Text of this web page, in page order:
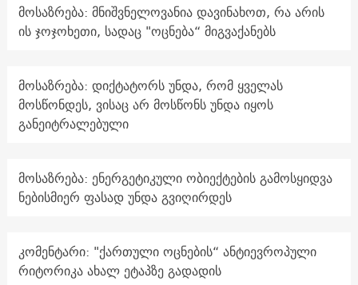
მოსაზრება: მნიშვნელოვანია დავინახოთ, რა არის
ის ჯოჯოხეთი, სადაც "ოცნება“ მიგვაქანებს
მოსაზრება: დიქტატორს უნდა, რომ ყველას
მოსწონდეს, ვისაც არ მოსწონს უნდა იყოს
განეიტრალებული
მოსაზრება: ენერგეტიკული ობიექტების გამოსყიდვა
ნებისმიერ ფასად უნდა გვიღირდეს
კომენტარი: "ქართული ოცნების“ ანტიევროპული
რიტორიკა ახალ ეტაპზე გადადის